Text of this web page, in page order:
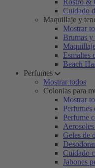
Rostro &
Cuidado
Maquillaje y
Mostrar
Brumas y
Esmaltes
Beach
Perfumes
Mostrar todos
Colonias para
Mostrar
Perfumes
Perfume
Geles de
Cuidado
Jabones